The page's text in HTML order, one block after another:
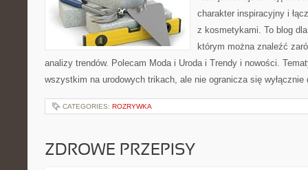
charakter inspiracyjny i
z kosmetykami. To blog
którym można znaleźć
analizy trendów. Polecam Moda i Uroda i Trendy i nowości.
wszystkim na urodowych trikach, ale nie ogranicza się
CATEGORIES: ROZRYWKA
ZDROWE PRZEPISY